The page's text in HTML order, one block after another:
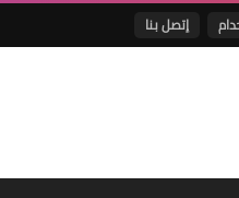
إتصل بنا